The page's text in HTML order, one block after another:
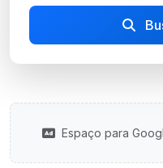
Espaço para